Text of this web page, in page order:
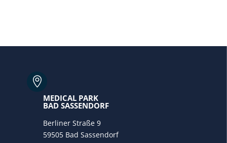

MEDICAL PARK
BAD SASSENDORF
Berliner Straße 9
59505 Bad Sassendorf